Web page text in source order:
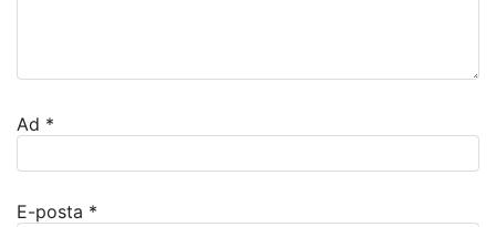
Ad *
E-posta *